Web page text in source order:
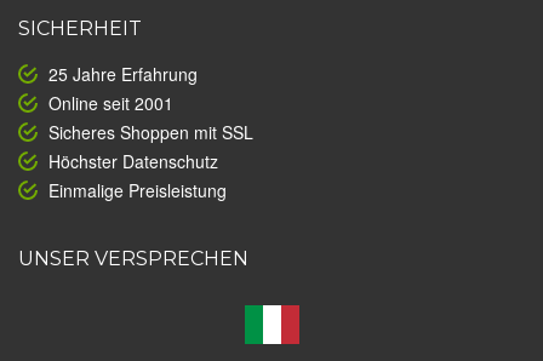
SICHERHEIT
25 Jahre Erfahrung
Online seit 2001
Sicheres Shoppen mit SSL
Höchster Datenschutz
Einmalige Preisleistung
UNSER VERSPRECHEN